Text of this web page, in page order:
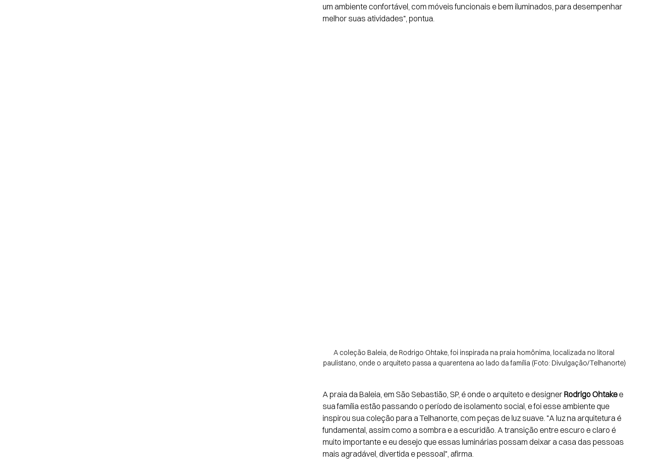
um ambiente confortável, com móveis funcionais e bem iluminados, para desempenhar
melhor suas atividades", pontua.
A coleção Baleia, de Rodrigo Ohtake, foi inspirada na praia homônima, localizada no litoral
paulistano, onde o arquiteto passa a quarentena ao lado da família (Foto: Divulgação/Telhanorte)
A praia da Baleia, em São Sebastião, SP, é onde o arquiteto e designer Rodrigo Ohtake e
sua família estão passando o período de isolamento social, e foi esse ambiente que
inspirou sua coleção para a Telhanorte, com peças de luz suave. "A luz na arquitetura é
fundamental, assim como a sombra e a escuridão. A transição entre escuro e claro é
muito importante e eu desejo que essas luminárias possam deixar a casa das pessoas
mais agradável, divertida e pessoal", afirma.